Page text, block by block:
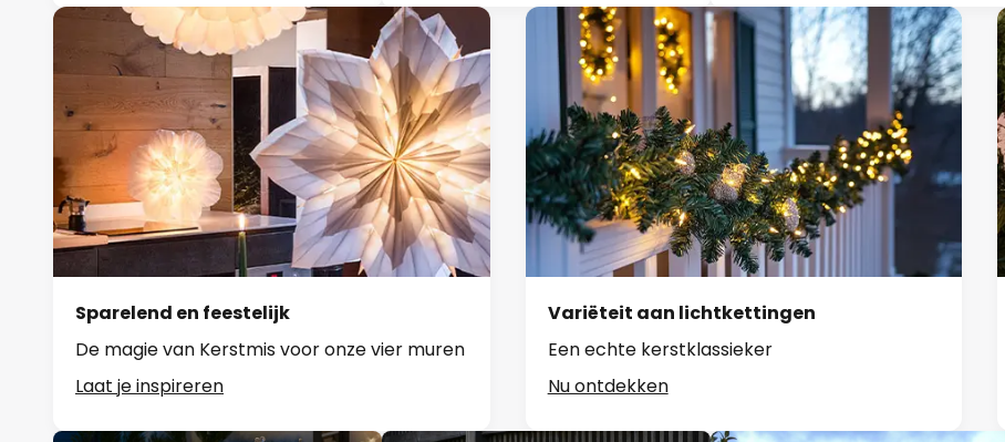
Sparelend en feestelijk
De magie van Kerstmis voor onze vier muren
Laat je inspireren
Variëteit aan lichtkettingen
Een echte kerstklassieker
Nu ontdekken